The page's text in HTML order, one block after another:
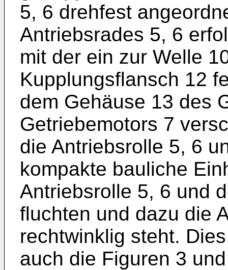
5, 6 drehfest
Antriebsrades 5, 6
mit der ein zur Welle
Kupplungsflansch 12
dem Gehäuse 13 des
Getriebemotors 7
die Antriebsrolle 5, 6
kompakte bauliche
Antriebsrolle 5, 6 und
fluchten und dazu die
rechtwinklig steht.
auch die Figuren 3